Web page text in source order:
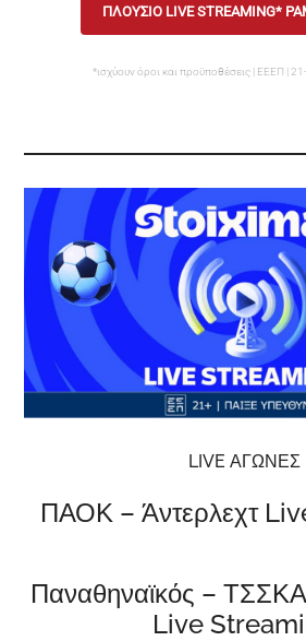
ΠΛΟΥΣΙΟ LIVE STREAMING*
*ισχύουν όροι και προϋποθέσεις | ΕΕΕΠ |
LIVE ΑΓΩΝΕΣ
ΠΑΟΚ – Άντερλεχτ
Παναθηναϊκός –
Live